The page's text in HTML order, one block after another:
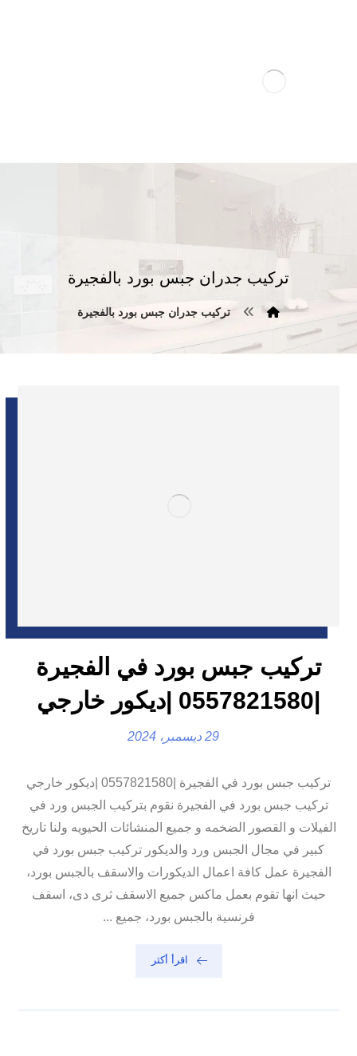
تركيب جدران جبس بورد بالفجيرة
تركيب جدران جبس بورد بالفجيرة
تركيب جبس بورد في الفجيرة
29 ديسمبر، 2024
تركيب جبس بورد في الفجيرة |0557821580 |ديكور خارجي
تركيب جبس بورد في الفجيرة نقوم بتركيب الجبس ورد في
الفيلات و القصور الضخمه و جميع المنشائات الحيويه ولنا تاريخ
كبير في مجال الجبس ورد والديكور تركيب جبس بورد في
الفجيرة عمل كافة اعمال الديكورات والاسقف بالجبس بورد،
حيث انها تقوم بعمل ماكس جميع الاسقف ثرى دى، اسقف
فرنسية بالجبس بورد، جميع ...
اقرأ أكثر